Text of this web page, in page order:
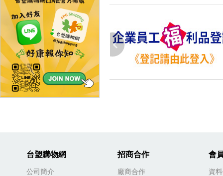
台塑購物網
公司簡介
招商合作
廠商合作
會
資